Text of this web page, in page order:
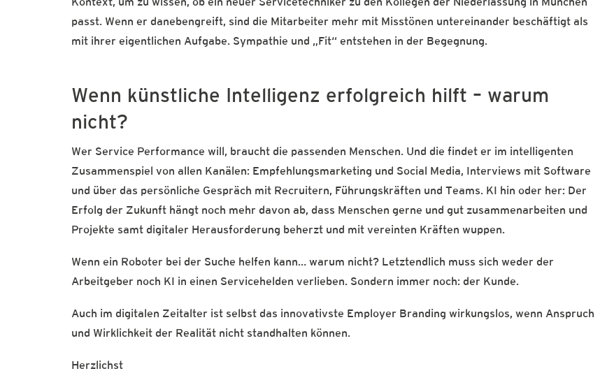
Kontext, um zu wissen, ob ein neuer Servicetechniker zu den Kollegen der Niederlassung in München
passt. Wenn er danebengreift, sind die Mitarbeiter mehr mit Misstönen untereinander beschäftigt als
mit ihrer eigentlichen Aufgabe. Sympathie und „Fit“ entstehen in der Begegnung.
Wenn künstliche Intelligenz erfolgreich hilft – warum
nicht?
Wer Service Performance will, braucht die passenden Menschen. Und die findet er im intelligenten
Zusammenspiel von allen Kanälen: Empfehlungsmarketing und Social Media, Interviews mit Software
und über das persönliche Gespräch mit Recruitern, Führungskräften und Teams. KI hin oder her: Der
Erfolg der Zukunft hängt noch mehr davon ab, dass Menschen gerne und gut zusammenarbeiten und
Projekte samt digitaler Herausforderung beherzt und mit vereinten Kräften wuppen.
Wenn ein Roboter bei der Suche helfen kann… warum nicht? Letztendlich muss sich weder der
Arbeitgeber noch KI in einen Servicehelden verlieben. Sondern immer noch: der Kunde.
Auch im digitalen Zeitalter ist selbst das innovativste Employer Branding wirkungslos, wenn Anspruch
und Wirklichkeit der Realität nicht standhalten können.
Herzlichst